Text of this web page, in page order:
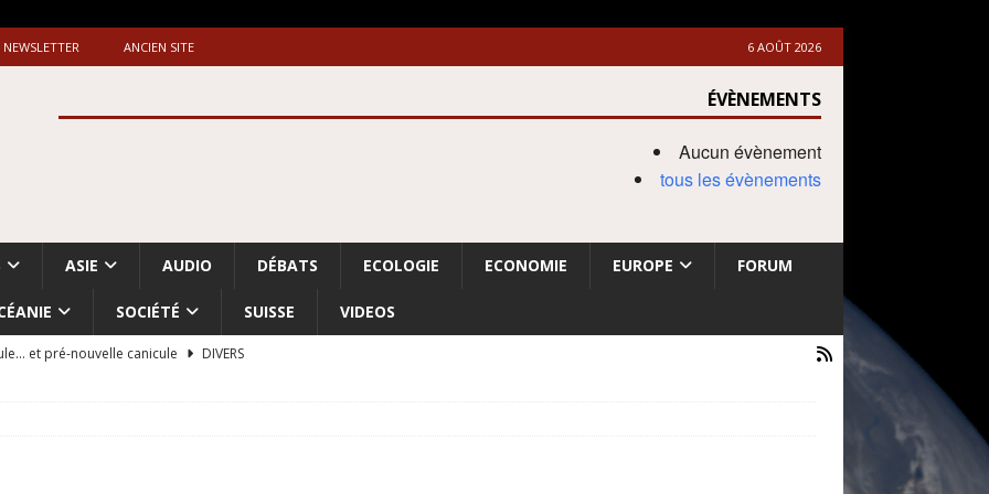
NEWSLETTER ANCIEN SITE 6 AOÛT 2026
ÉVÈNEMENTS
Aucun évènement
tous les évènements
ASIE AUDIO DÉBATS ECOLOGIE ECONOMIE EUROPE FORUM
SOCIÉTÉ SUISSE VIDEOS
et pré-nouvelle canicule
DIVERS
du nettoyage ethnique en Cisjordanie et à Gaza